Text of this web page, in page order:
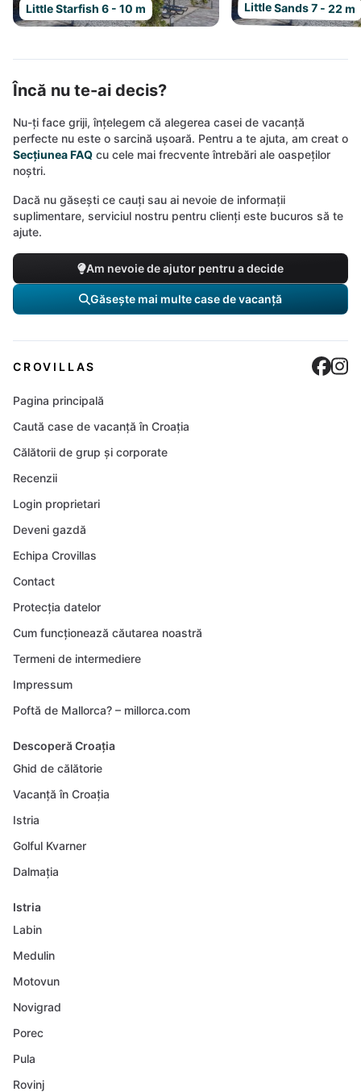
Little Starfish 6 - 10 m Little Sands 7 - 22 m
Încă nu te-ai decis?
Nu-ți face griji, înțelegem că alegerea casei de vacanță
perfecte nu este o sarcină ușoară. Pentru a te ajuta, am creat o
Secțiunea FAQ cu cele mai frecvente întrebări ale oaspeților
noștri.
Dacă nu găsești ce cauți sau ai nevoie de informații
suplimentare, serviciul nostru pentru clienți este bucuros să te
ajute.
Am nevoie de ajutor pentru a decide
Găsește mai multe case de vacanță
CROVILLAS
Pagina principală
Caută case de vacanță în Croația
Călătorii de grup și corporate
Recenzii
Login proprietari
Deveni gazdă
Echipa Crovillas
Contact
Protecția datelor
Cum funcționează căutarea noastră
Termeni de intermediere
Impressum
Poftă de Mallorca? – millorca.com
Descoperă Croația
Ghid de călătorie
Vacanță în Croația
Istria
Golful Kvarner
Dalmația
Istria
Labin
Medulin
Motovun
Novigrad
Porec
Pula
Rovinj